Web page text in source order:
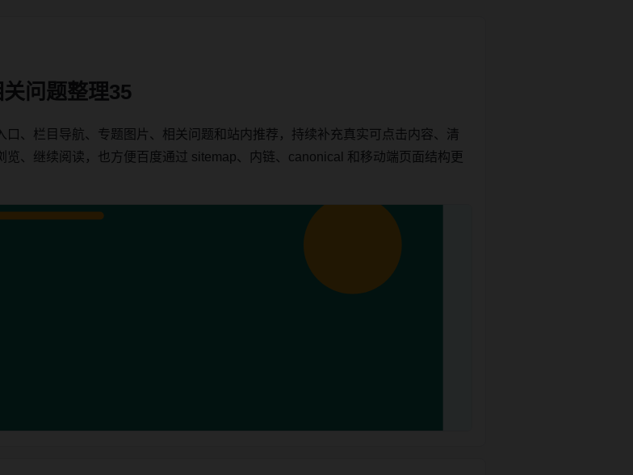
问题整理35
、栏目导航、专题图片、相关问题和站内推荐，持续补充真实可点击内容、清
、继续阅读，也方便百度通过 sitemap、内链、canonical 和移动端页面结构更